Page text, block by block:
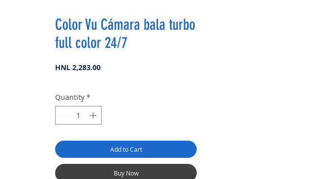
Color Vu Cámara bala turbo
full color 24/7
HNL 2,283.00Price
Quantity *
Add to Cart
Buy Now